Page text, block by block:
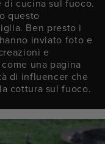
di cucina sul fuoco.
questo
Ben presto i
inviato foto e
e
una pagina
di influencer che
cottura sul fuoco.